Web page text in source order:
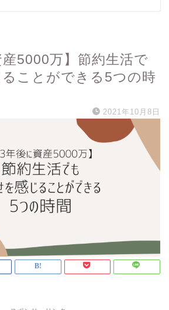
産5000万】節約生活で
ことができる5つの時
2021年10月8日